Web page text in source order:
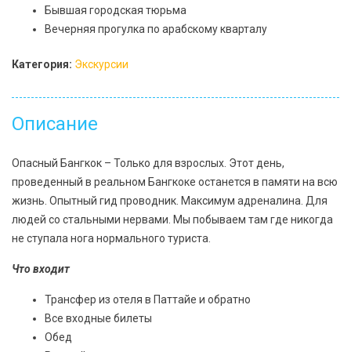
Бывшая городская тюрьма
Вечерняя прогулка по арабскому кварталу
Категория: Экскурсии
Описание
Опасный Бангкок – Только для взрослых. Этот день,
проведенный в реальном Бангкоке останется в памяти на всю
жизнь. Опытный гид проводник. Максимум адреналина. Для
людей со стальными нервами. Мы побываем там где никогда
не ступала нога нормального туриста.
Что входит
Трансфер из отеля в Паттайе и обратно
Все входные билеты
Обед